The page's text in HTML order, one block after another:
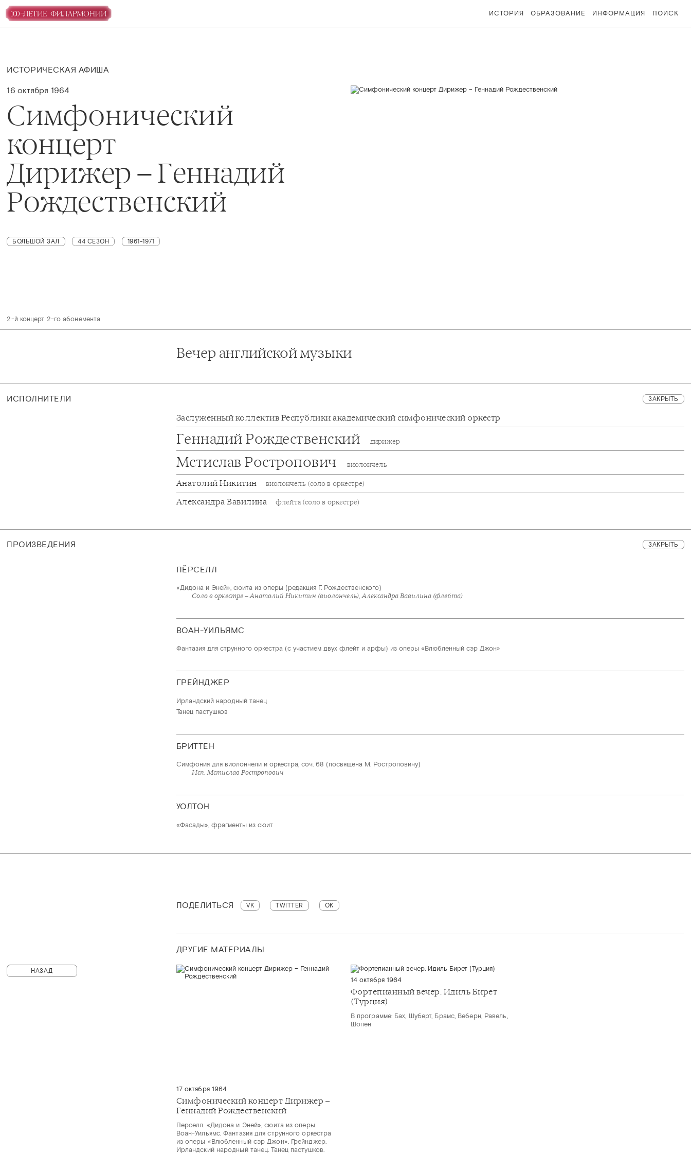
ИСТОРИЯ ОБРАЗОВАНИЕ ИНФОРМАЦИЯ ПОИСК
ИСТОРИЧЕСКАЯ АФИША
16 октября 1964
Симфонический
концерт
Дирижер – Геннадий
Рождественский
БОЛЬШОЙ ЗАЛ 44 СЕЗОН 1961-1971
2-й концерт 2-го абонемента
Вечер английской музыки
ИСПОЛНИТЕЛИ ЗАКРЫТЬ
Заслуженный коллектив Республики академический симфонический оркестр
Геннадий Рождественский дирижер
Мстислав Ростропович виолончель
Анатолий Никитин виолончель (соло в оркестре)
Александра Вавилина флейта (соло в оркестре)
ПРОИЗВЕДЕНИЯ ЗАКРЫТЬ
ПЁРСЕЛЛ
«Дидона и Эней», сюита из оперы (редакция Г. Рождественского)
Соло в оркестре – Анатолий Никитин (виолончель), Александра Вавилина (флейта)
ВОАН-УИЛЬЯМС
Фантазия для струнного оркестра (с участием двух флейт и арфы) из оперы «Влюбленный сэр Джон»
ГРЕЙНДЖЕР
Ирландский народный танец
Танец пастушков
БРИТТЕН
Симфония для виолончели и оркестра, соч. 68 (посвящена М. Ростроповичу)
Исп. Мстислав Ростропович
УОЛТОН
«Фасады», фрагменты из сюит
ПОДЕЛИТЬСЯ VK TWITTER OK
ДРУГИЕ МАТЕРИАЛЫ
14 октября 1964
Фортепианный вечер. Идиль Бирет
(Турция)
В программе: Бах, Шуберт, Брамс, Веберн, Равель,
Шопен
17 октября 1964
Симфонический концерт Дирижер –
Геннадий Рождественский
Перселл. «Дидона и Эней», сюита из оперы.
Воан-Уильямс. Фантазия для струнного оркестра
из оперы «Влюбленный сэр Джон». Грейнджер.
Ирландский народный танец. Танец пастушков.
НАЗАД